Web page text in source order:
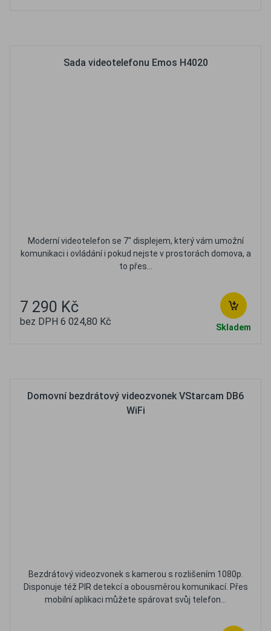
Sada videotelefonu Emos H4020
Moderní videotelefon se 7" displejem, který vám umožní
komunikaci i ovládání i pokud nejste v prostorách domova, a
to přes...
7 290 Kč
bez DPH 6 024,80 Kč Skladem
Domovní bezdrátový videozvonek VStarcam DB6
WiFi
Bezdrátový videozvonek s kamerou s rozlišením 1080p.
Disponuje též PIR detekcí a obousměrou komunikací. Přes
mobilní aplikaci můžete spárovat svůj telefon...